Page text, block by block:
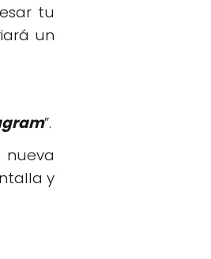
tu
un
”.
nueva
y